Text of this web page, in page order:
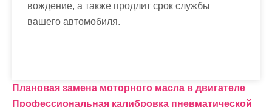
вождение, а также продлит срок службы
вашего автомобиля.
Навигация
Плановая замена моторного масла в двигателе
Профессиональная калибровка пневматической